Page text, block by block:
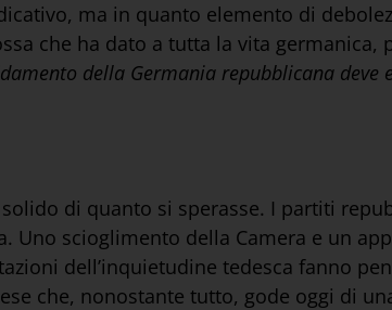
ma in quanto elemento di
che ha dato a tutta la vita
della Germania repubblicana deve
di quanto si sperasse. I partiti
Uno scioglimento della Camera e un
dell’inquietudine tedesca fanno
che, nonostante tutto, gode oggi di